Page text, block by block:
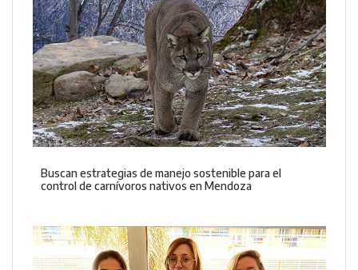
Buscan estrategias de manejo sostenible para el
control de carnívoros nativos en Mendoza